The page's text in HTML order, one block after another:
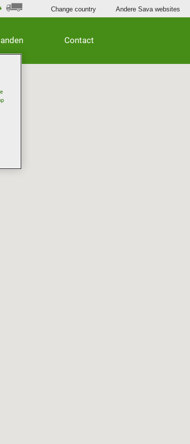
Contact
Change country Andere Sava websites